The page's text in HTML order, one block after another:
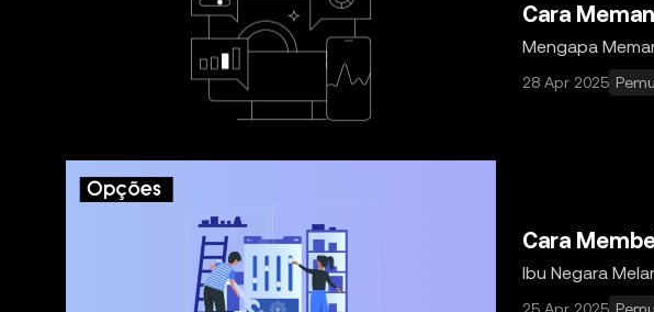
Cara
Mengapa
koin meme
28 Apr 2025
Cara
Ibu Negara
resminya pada